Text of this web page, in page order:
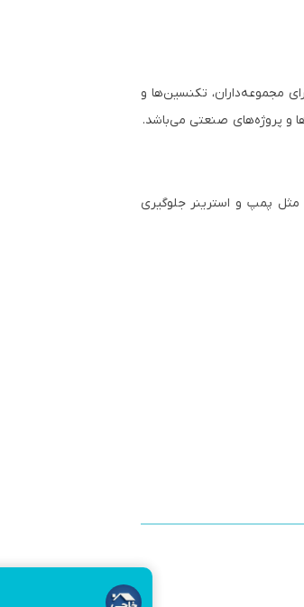
مجموعه‌داران، تکنسین‌ها و
و پروژه‌های صنعتی می‌باشد.
پمپ و استرینر جلوگیری